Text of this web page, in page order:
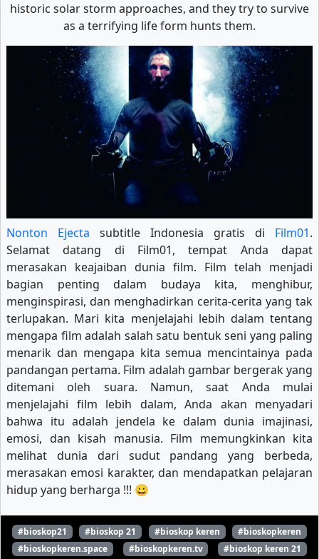
historic solar storm approaches, and they try to survive
as a terrifying life form hunts them.
Nonton Ejecta subtitle Indonesia gratis di Film01.
Selamat datang di Film01, tempat Anda dapat
merasakan keajaiban dunia film. Film telah menjadi
bagian penting dalam budaya kita, menghibur,
menginspirasi, dan menghadirkan cerita-cerita yang tak
terlupakan. Mari kita menjelajahi lebih dalam tentang
mengapa film adalah salah satu bentuk seni yang paling
menarik dan mengapa kita semua mencintainya pada
pandangan pertama. Film adalah gambar bergerak yang
ditemani oleh suara. Namun, saat Anda mulai
menjelajahi film lebih dalam, Anda akan menyadari
bahwa itu adalah jendela ke dalam dunia imajinasi,
emosi, dan kisah manusia. Film memungkinkan kita
melihat dunia dari sudut pandang yang berbeda,
merasakan emosi karakter, dan mendapatkan pelajaran
hidup yang berharga !!! 😀
#bioskop21 #bioskop 21 #bioskop keren
#bioskopkeren
#bioskopkeren.space
#bioskopkeren.tv #bioskop keren 21